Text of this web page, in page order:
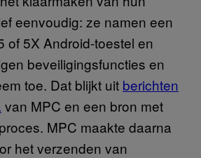
eenvoudig: ze namen een
of 5X Android-toestel en
beveiligingsfuncties en
toe. Dat blijkt uit berichten
van MPC en een bron met
MPC maakte daarna
het verzenden van